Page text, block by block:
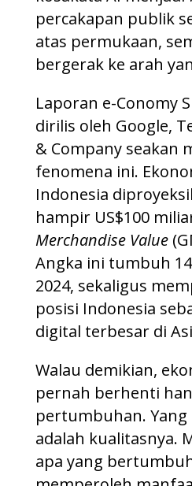
percakapan publik
atas permukaan,
bergerak ke arah
Laporan e-Conomy
dirilis oleh Google,
& Company seakan
fenomena ini.
Indonesia
hampir US$100
Merchandise Value
Angka ini tumbuh
2024, sekaligus
posisi Indonesia
digital terbesar di
Walau demikian,
pernah berhenti
pertumbuhan.
adalah kualitasnya.
apa yang